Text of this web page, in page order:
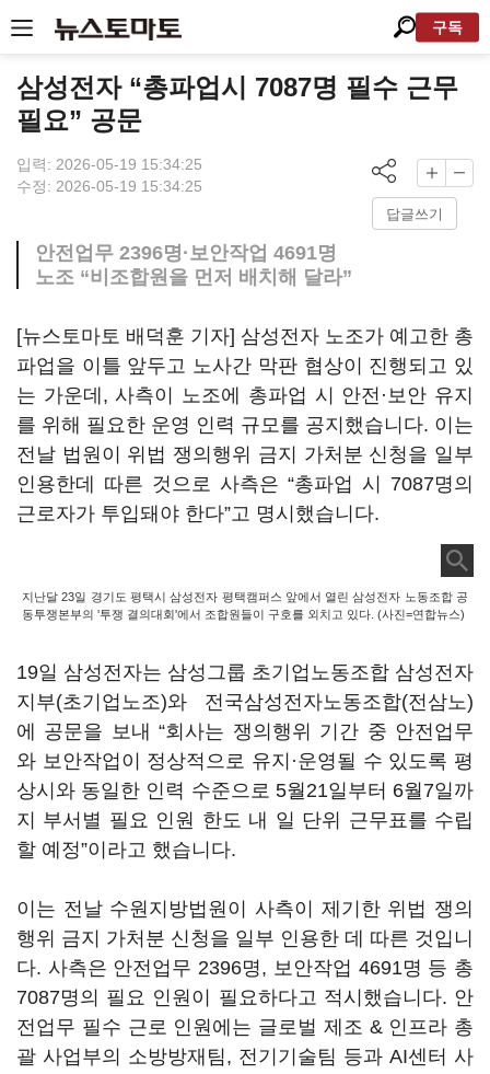
구독
삼성전자 “총파업시 7087명 필수 근무
필요” 공문
입력: 2026-05-19 15:34:25
수정: 2026-05-19 15:34:25
답글쓰기
안전업무 2396명·보안작업 4691명
노조 “비조합원을 먼저 배치해 달라”
[뉴스토마토 배덕훈 기자] 삼성전자 노조가 예고한 총
파업을 이틀 앞두고 노사간 막판 협상이 진행되고 있
는 가운데 , 사측이 노조에 총파업 시 안전·보안 유지
를 위해 필요한 운영 인력 규모를 공지했습니다. 이는
전날 법원이 위법 쟁의행위 금지 가처분 신청을 일부
인용한데 따른 것으로 사측은 “총파업 시 7087명의
근로자가 투입돼야 한다”고 명시했습니다.
지난달 23일 경기도 평택시 삼성전자 평택캠퍼스 앞에서 열린 삼성전자 노동조합 공
동투쟁본부의 '투쟁 결의대회'에서 조합원들이 구호를 외치고 있다. (사진=연합뉴스)
19일 삼성전자는 삼성그룹 초기업노동조합 삼성전자
지부(초기업노조)와 전국삼성전자노동조합(전삼노)
에 공문을 보내“회사는 쟁의행위 기간 중 안전업무
와 보안작업이 정상적으로 유지·운영될 수 있도록 평
상시와 동일한 인력 수준으로 5월 21일부터 6월 7일까
지 부서별 필요 인원 한도 내 일 단위 근무표를 수립
할 예정”이라고 했습니다.
이는 전날 수원지방법원이 사측이 제기한 위법 쟁의
행위 금지 가처분 신청을 일부 인용한 데 따른 것입니
다. 사측은 안전업무 2396명, 보안작업 4691명 등 총
7087명의 필요 인원이 필요하다고 적시했습니다. 안
전업무 필수 근로 인원에는 글로벌 제조 & 인프라 총
괄 사업부의 소방방재팀, 전기기술팀 등과 AI센터 사